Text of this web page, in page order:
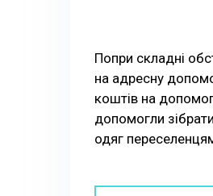
Попри складні
на адресну
коштів на
допомогли
одяг